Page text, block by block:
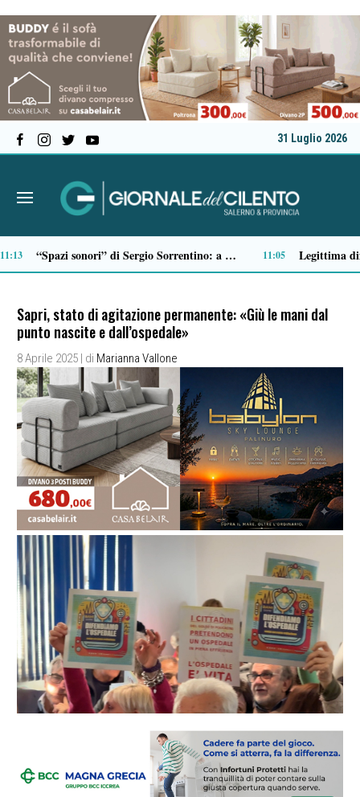
31 Luglio 2026
San Mauro la Bruca, nasce “La Ritornanza”: due giorni di arte e cultura contro lo spopolamento 09:28 Serie C, ecco il calendario della Salernitana: debutto all’Arechi contro il Sorrento 09:22
Sapri, stato di agitazione permanente: «Giù le mani dal
punto nascite e dall’ospedale»
8 Aprile 2025 | di Marianna Vallone